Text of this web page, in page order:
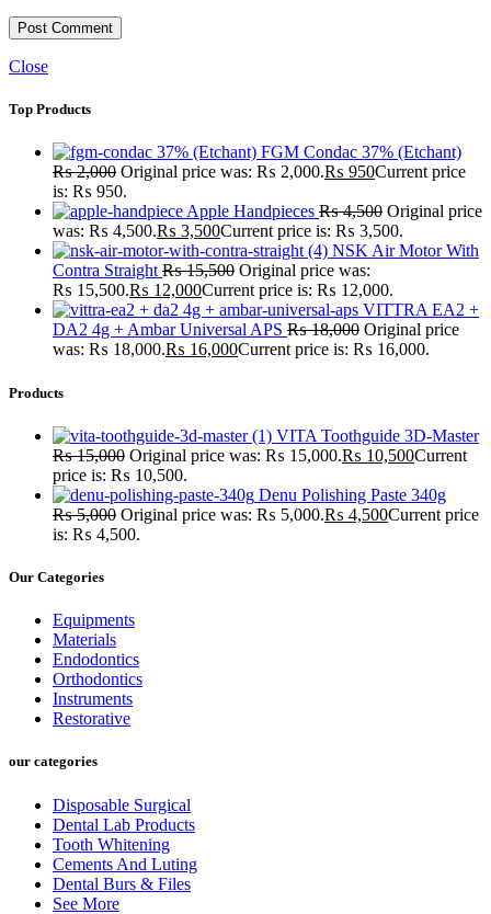
Close
Top Products
FGM Condac 37% (Etchant)
₨2,000 Original price was: ₨ 2,000.₨ 950Current price
is: ₨ 950.
Apple Handpieces ₨4,500 Original price
was: ₨ 4,500.₨ 3,500Current price is: ₨ 3,500.
NSK Air Motor With
Contra Straight₨15,500 Original price was:
₨ 15,500.₨ 12,000Current price is: ₨ 12,000.
VITTRA EA2 +
DA2 4g + Ambar Universal APS ₨18,000 Original price
was: ₨ 18,000.₨ 16,000Current price is: ₨ 16,000.
Products
VITA Toothguide 3D-Master
₨15,000 Original price was: ₨ 15,000.₨ 10,500Current
price is: ₨ 10,500.
Denu Polishing Paste 340g
₨5,000 Original price was: ₨ 5,000.₨ 4,500Current price
is: ₨ 4,500.
Our Categories
Equipments
Materials
Endodontics
Orthodontics
Instruments
Restorative
our categories
Disposable Surgical
Dental Lab Products
Tooth Whitening
Cements And Luting
Dental Burs & Files
See More